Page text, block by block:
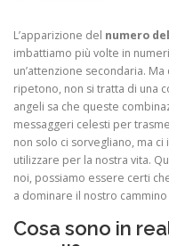
L’apparizione del numero
imbattiamo più volte in
un’attenzione secondaria.
ripetono, non si tratta di una
angeli sa che queste
messaggeri celesti per
non solo ci sorvegliano, ma
utilizzare per la nostra vita.
noi, possiamo essere certi
a dominare il nostro cammino
Cosa sono in